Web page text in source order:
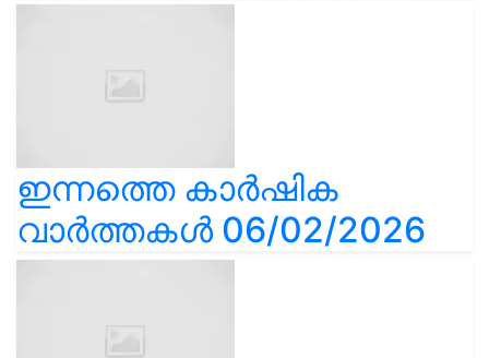
ഇന്നത്തെ കാർഷിക
വാർത്തകൾ 06/02/2026